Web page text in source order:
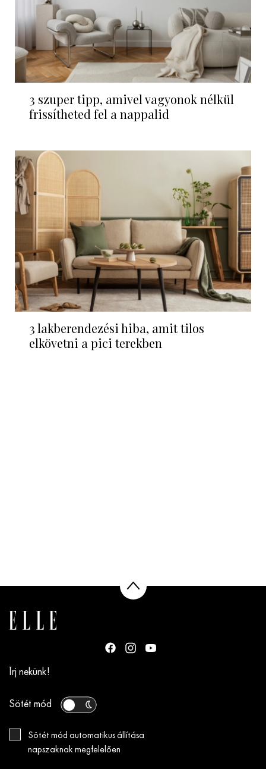
3 szuper tipp, amivel vagyonok nélkül
frissítheted fel a nappalid
3 lakberendezési hiba, amit tilos
elkövetni a pici terekben
Írj nekünk!
Sötét mód
Sötét mód automatikus állítása
napszaknak megfelelően